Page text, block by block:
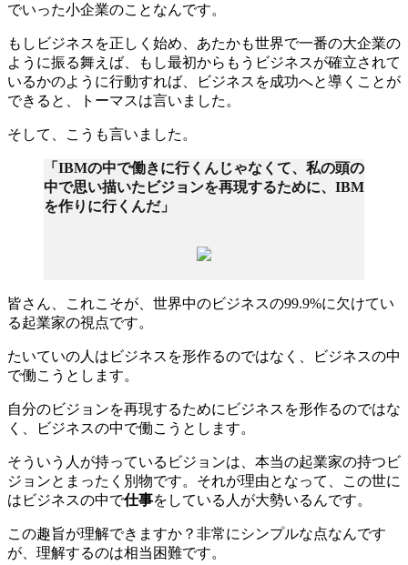
でいった小企業のことなんです。
もしビジネスを正しく始め、あたかも世界で一番の大企業の
ように振る舞えば、もし最初からもうビジネスが確立されて
いるかのように行動すれば、ビジネスを成功へと導くことが
できると、トーマスは言いました。
そして、こうも言いました。
「IBMの中で働きに行くんじゃなくて、私の頭の
中で思い描いたビジョンを再現するために、IBM
を作りに行くんだ」
皆さん、これこそが、世界中のビジネスの99.9%に欠けてい
る起業家の視点です。
たいていの人はビジネスを形作るのではなく、ビジネスの中
で働こうとします。
自分のビジョンを再現するためにビジネスを形作るのではな
く、ビジネスの中で働こうとします。
そういう人が持っているビジョンは、本当の起業家の持つビ
ジョンとまったく別物です。それが理由となって、この世に
はビジネスの中で仕事をしている人が大勢いるんです。
この趣旨が理解できますか？非常にシンプルな点なんです
が、理解するのは相当困難です。